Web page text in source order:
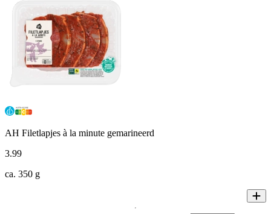
AH Filetlapjes à la minute gemarineerd
3.99
ca. 350 g